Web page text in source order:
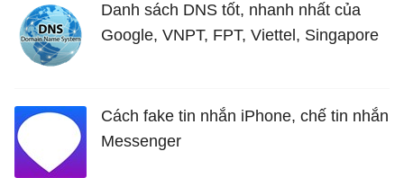
Danh sách DNS tốt, nhanh nhất của
Google, VNPT, FPT, Viettel, Singapore
Cách fake tin nhắn iPhone, chế tin nhắn
Messenger